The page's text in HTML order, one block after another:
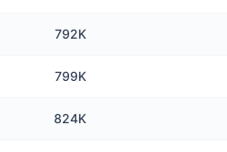
792K
799K
824K